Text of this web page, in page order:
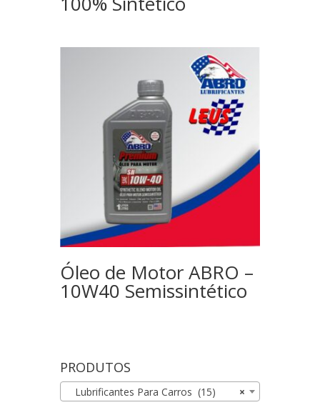
Óleo de Motor ABRO –
10W40 Semissintético
PRODUTOS
×
Lubrificantes Para Carros (15)